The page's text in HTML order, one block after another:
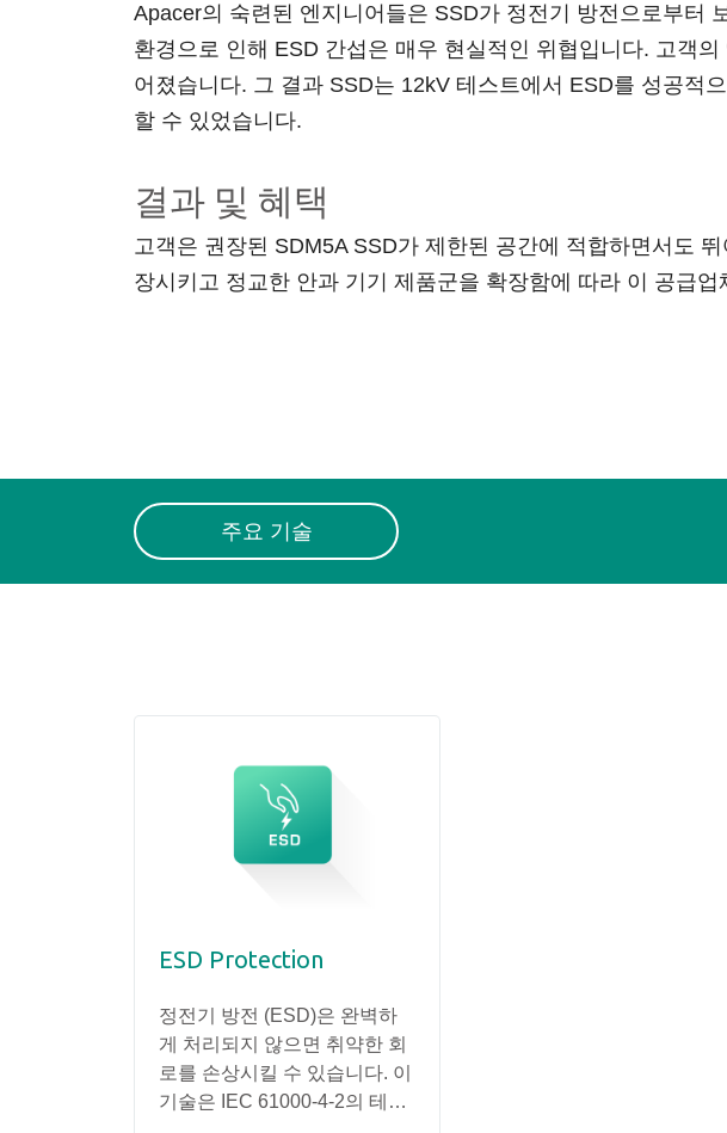
Apacer의 숙련된 엔지니어들은 SSD가 정전기 방전으로부터
환경으로 인해 ESD 간섭은 매우 현실적인 위협입니다. 고객
어졌습니다. 그 결과 SSD는 12kV 테스트에서 ESD를 성공적
할 수 있었습니다.
결과 및 혜택
고객은 권장된 SDM5A SSD가 제한된 공간에 적합하면서도
장시키고 정교한 안과 기기 제품군을 확장함에 따라 이 공급
주요 기술
ESD Protection
정전기 방전 (ESD)은 완벽하
게 처리되지 않으면 취약한 회
로를 손상시킬 수 있습니다. 이
기술은 IEC 61000-4-2의 테스